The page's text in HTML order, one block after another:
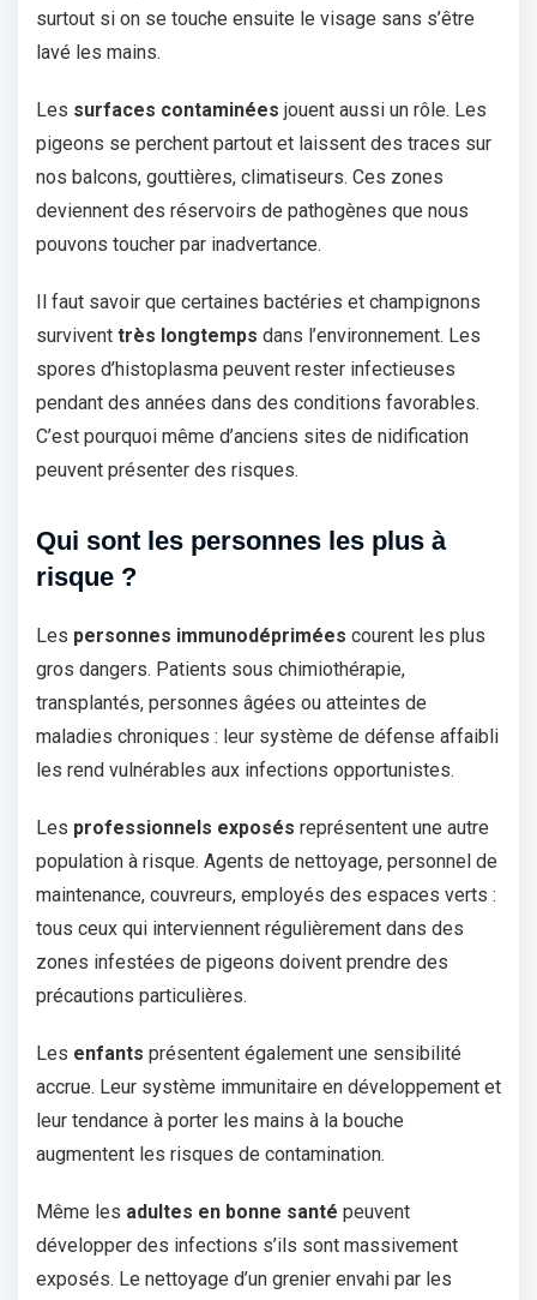
surtout si on se touche ensuite le visage sans s’être
lavé les mains.
Les surfaces contaminées jouent aussi un rôle. Les
pigeons se perchent partout et laissent des traces sur
nos balcons, gouttières, climatiseurs. Ces zones
deviennent des réservoirs de pathogènes que nous
pouvons toucher par inadvertance.
Il faut savoir que certaines bactéries et champignons
survivent très longtemps dans l’environnement. Les
spores d’histoplasma peuvent rester infectieuses
pendant des années dans des conditions favorables.
C’est pourquoi même d’anciens sites de nidification
peuvent présenter des risques.
Qui sont les personnes les plus à
risque ?
Les personnes immunodéprimées courent les plus
gros dangers. Patients sous chimiothérapie,
transplantés, personnes âgées ou atteintes de
maladies chroniques : leur système de défense affaibli
les rend vulnérables aux infections opportunistes.
Les professionnels exposés représentent une autre
population à risque. Agents de nettoyage, personnel de
maintenance, couvreurs, employés des espaces verts :
tous ceux qui interviennent régulièrement dans des
zones infestées de pigeons doivent prendre des
précautions particulières.
Les enfants présentent également une sensibilité
accrue. Leur système immunitaire en développement et
leur tendance à porter les mains à la bouche
augmentent les risques de contamination.
Même les adultes en bonne santé peuvent
développer des infections s’ils sont massivement
exposés. Le nettoyage d’un grenier envahi par les